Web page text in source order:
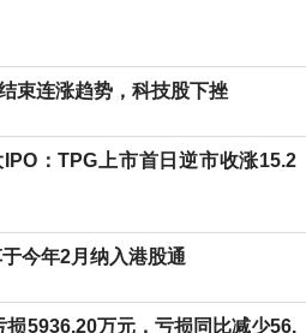
束连涨趋势，科技股下挫
IPO：TPG上市首日逆市收涨15.2
今年2月纳入港股通
损5936.20万元，亏损同比减少56.